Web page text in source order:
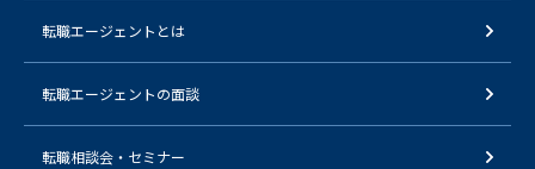
転職エージェントとは
転職エージェントの面談
転職相談会・セミナー